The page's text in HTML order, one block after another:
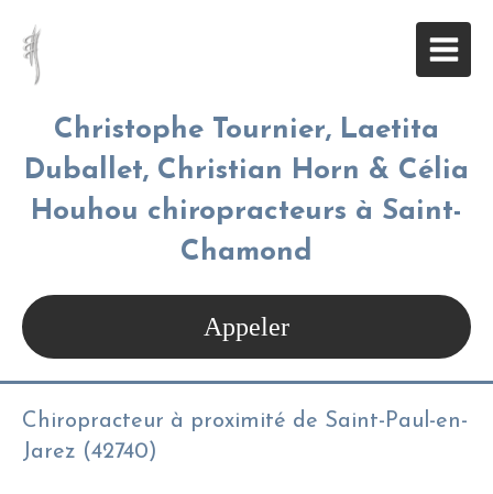
Christophe Tournier, Laetita
Duballet, Christian Horn & Célia
Houhou chiropracteurs à Saint-
Chamond
Appeler
Chiropracteur à proximité de Saint-Paul-en-
Jarez (42740)